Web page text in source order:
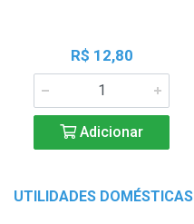
R$ 12,80
Adicionar
UTILIDADES DOMÉSTICAS